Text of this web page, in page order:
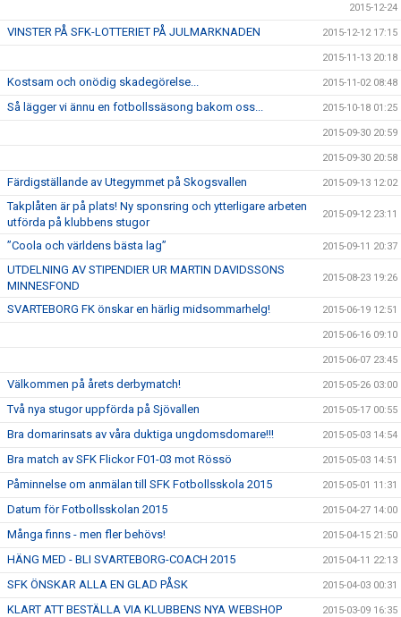
2015-12-24
VINSTER PÅ SFK-LOTTERIET PÅ JULMARKNADEN 2015-12-12 17:15
2015-11-13 20:18
Kostsam och onödig skadegörelse... 2015-11-02 08:48
Så lägger vi ännu en fotbollssäsong bakom oss... 2015-10-18 01:25
2015-09-30 20:59
2015-09-30 20:58
Färdigställande av Utegymmet på Skogsvallen 2015-09-13 12:02
Takplåten är på plats! Ny sponsring och ytterligare arbeten
utförda på klubbens stugor
2015-09-12 23:11
”Coola och världens bästa lag” 2015-09-11 20:37
UTDELNING AV STIPENDIER UR MARTIN DAVIDSSONS
MINNESFOND
2015-08-23 19:26
SVARTEBORG FK önskar en härlig midsommarhelg! 2015-06-19 12:51
2015-06-16 09:10
2015-06-07 23:45
Välkommen på årets derbymatch! 2015-05-26 03:00
Två nya stugor uppförda på Sjövallen 2015-05-17 00:55
Bra domarinsats av våra duktiga ungdomsdomare!!! 2015-05-03 14:54
Bra match av SFK Flickor F01-03 mot Rössö 2015-05-03 14:51
Påminnelse om anmälan till SFK Fotbollsskola 2015 2015-05-01 11:31
Datum för Fotbollsskolan 2015 2015-04-27 14:00
Många finns - men fler behövs! 2015-04-15 21:50
HÄNG MED - BLI SVARTEBORG-COACH 2015 2015-04-11 22:13
SFK ÖNSKAR ALLA EN GLAD PÅSK 2015-04-03 00:31
KLART ATT BESTÄLLA VIA KLUBBENS NYA WEBSHOP 2015-03-09 16:35